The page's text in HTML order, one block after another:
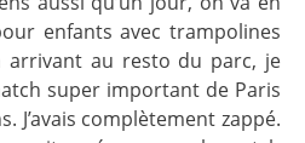
enfants avec trampolines
arrivant au resto du parc, je
super important de Paris
J’avais complètement zappé.